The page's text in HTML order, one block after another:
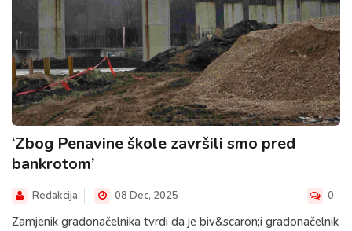
‘Zbog Penavine škole završili smo pred
bankrotom’
Redakcija 08 Dec, 2025 0
Zamjenik gradonačelnika tvrdi da je biv&scaron;i gradonačelnik